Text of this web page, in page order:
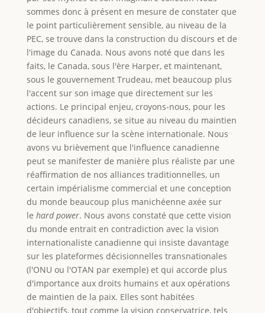
sommes donc à présent en mesure de constater que
le point particulièrement sensible, au niveau de la
PEC, se trouve dans la construction du discours et de
l'image du Canada. Nous avons noté que dans les
faits, le Canada, sous l'ère Harper, et maintenant,
sous le gouvernement Trudeau, met beaucoup plus
l'accent sur son image que directement sur les
actions. Le principal enjeu, croyons-nous, pour les
décideurs canadiens, se situe au niveau du maintien
de leur influence sur la scène internationale. Nous
avons vu brièvement que l'influence canadienne
peut se manifester de manière plus réaliste par une
réaffirmation de nos alliances traditionnelles, un
certain impérialisme commercial et une conception
du monde beaucoup plus manichéenne axée sur
le hard power. Nous avons constaté que cette vision
du monde entrait en contradiction avec la vision
internationaliste canadienne qui insiste davantage
sur les plateformes décisionnelles transnationales
(l'ONU ou l'OTAN par exemple) et qui accorde plus
d'importance aux droits humains et aux opérations
de maintien de la paix. Elles sont habitées
d'objectifs, tout comme la vision conservatrice, tels